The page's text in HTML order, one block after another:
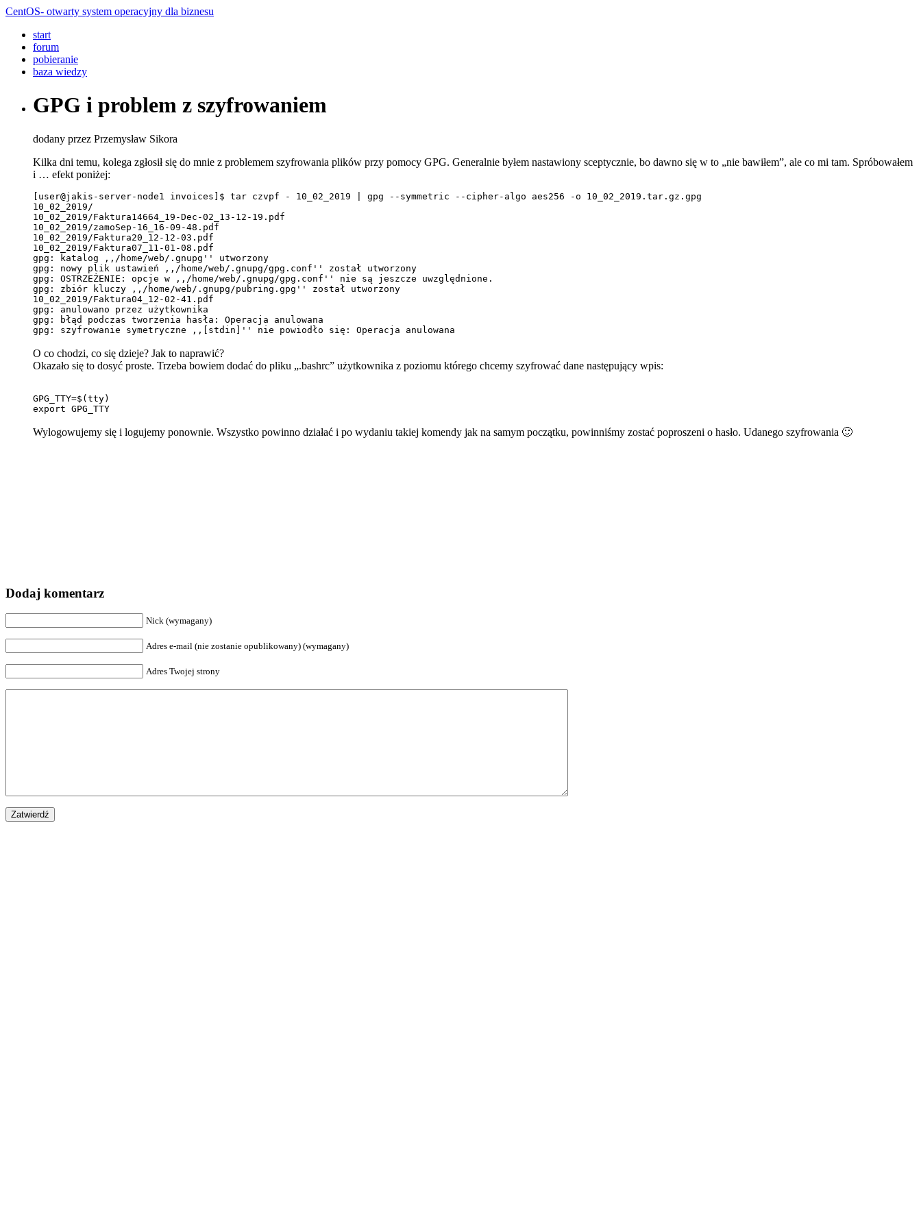
CentOS- otwarty system operacyjny dla biznesu
start
forum
pobieranie
baza wiedzy
GPG i problem z szyfrowaniem
dodany przez Przemysław Sikora
Kilka dni temu, kolega zgłosił się do mnie z problemem szyfrowania plików przy pomocy GPG. Generalnie byłem nastawiony sceptycznie, bo dawno się w to „nie bawiłem”, ale co mi tam. Spróbowałem
i … efekt poniżej:
[user@jakis-server-node1 invoices]$ tar czvpf - 10_02_2019 | gpg --symmetric --cipher-algo aes256 -o 10_02_2019.tar.gz.gpg
10_02_2019/
10_02_2019/Faktura14664_19-Dec-02_13-12-19.pdf
10_02_2019/zamoSep-16_16-09-48.pdf
10_02_2019/Faktura20_12-12-03.pdf
10_02_2019/Faktura07_11-01-08.pdf
gpg: katalog ,,/home/web/.gnupg'' utworzony
gpg: nowy plik ustawień ,,/home/web/.gnupg/gpg.conf'' został utworzony
gpg: OSTRZEŻENIE: opcje w ,,/home/web/.gnupg/gpg.conf'' nie są jeszcze uwzględnione.
gpg: zbiór kluczy ,,/home/web/.gnupg/pubring.gpg'' został utworzony
10_02_2019/Faktura04_12-02-41.pdf
gpg: anulowano przez użytkownika
gpg: błąd podczas tworzenia hasła: Operacja anulowana
gpg: szyfrowanie symetryczne ,,[stdin]'' nie powiodło się: Operacja anulowana
O co chodzi, co się dzieje? Jak to naprawić?
Okazało się to dosyć proste. Trzeba bowiem dodać do pliku „.bashrc” użytkownika z poziomu którego chcemy szyfrować dane następujący wpis:
GPG_TTY=$(tty)
export GPG_TTY
Wylogowujemy się i logujemy ponownie. Wszystko powinno działać i po wydaniu takiej komendy jak na samym początku, powinniśmy zostać poproszeni o hasło. Udanego szyfrowania 🙂
Dodaj komentarz
Nick (wymagany)
Adres e-mail (nie zostanie opublikowany) (wymagany)
Adres Twojej strony